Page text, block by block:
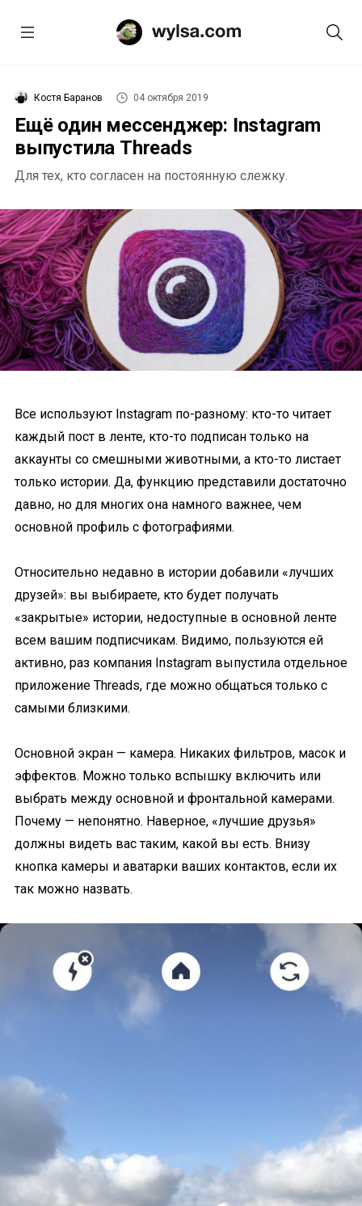
Костя Баранов 04 октября 2019
Ещё один мессенджер: Instagram
выпустила Threads
Для тех, кто согласен на постоянную слежку.
Все используют Instagram по-разному: кто-то читает
каждый пост в ленте, кто-то подписан только на
аккаунты со смешными животными, а кто-то листает
только истории. Да, функцию представили достаточно
давно, но для многих она намного важнее, чем
основной профиль с фотографиями.
Относительно недавно в истории добавили «лучших
друзей»: вы выбираете, кто будет получать
«закрытые» истории, недоступные в основной ленте
всем вашим подписчикам. Видимо, пользуются ей
активно, раз компания Instagram выпустила отдельное
приложение Threads, где можно общаться только с
самыми близкими.
Основной экран — камера. Никаких фильтров, масок и
эффектов. Можно только вспышку включить или
выбрать между основной и фронтальной камерами.
Почему — непонятно. Наверное, «лучшие друзья»
должны видеть вас таким, какой вы есть. Внизу
кнопка камеры и аватарки ваших контактов, если их
так можно назвать.